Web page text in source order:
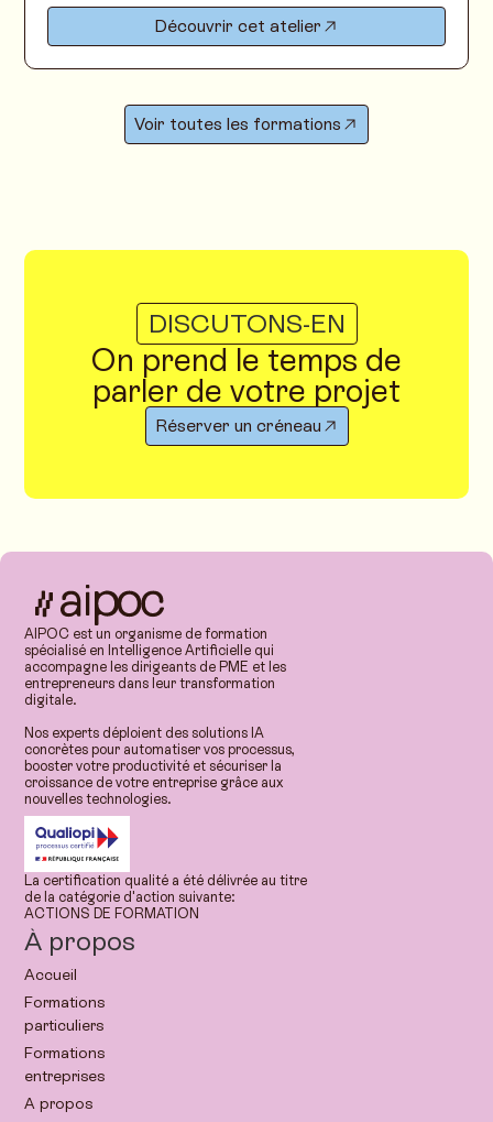
Découvrir cet atelier
Voir toutes les formations
DISCUTONS-EN
On prend le temps de
parler de votre projet
Réserver un créneau
AIPOC est un organisme de formation
spécialisé en Intelligence Artificielle qui
accompagne les dirigeants de PME et les
entrepreneurs dans leur transformation
digitale.
Nos experts déploient des solutions IA
concrètes pour automatiser vos processus,
booster votre productivité et sécuriser la
croissance de votre entreprise grâce aux
nouvelles technologies.
La certification qualité a été délivrée au titre
de la catégorie d'action suivante:
ACTIONS DE FORMATION
À propos
Accueil
Formations
particuliers
Formations
entreprises
A propos